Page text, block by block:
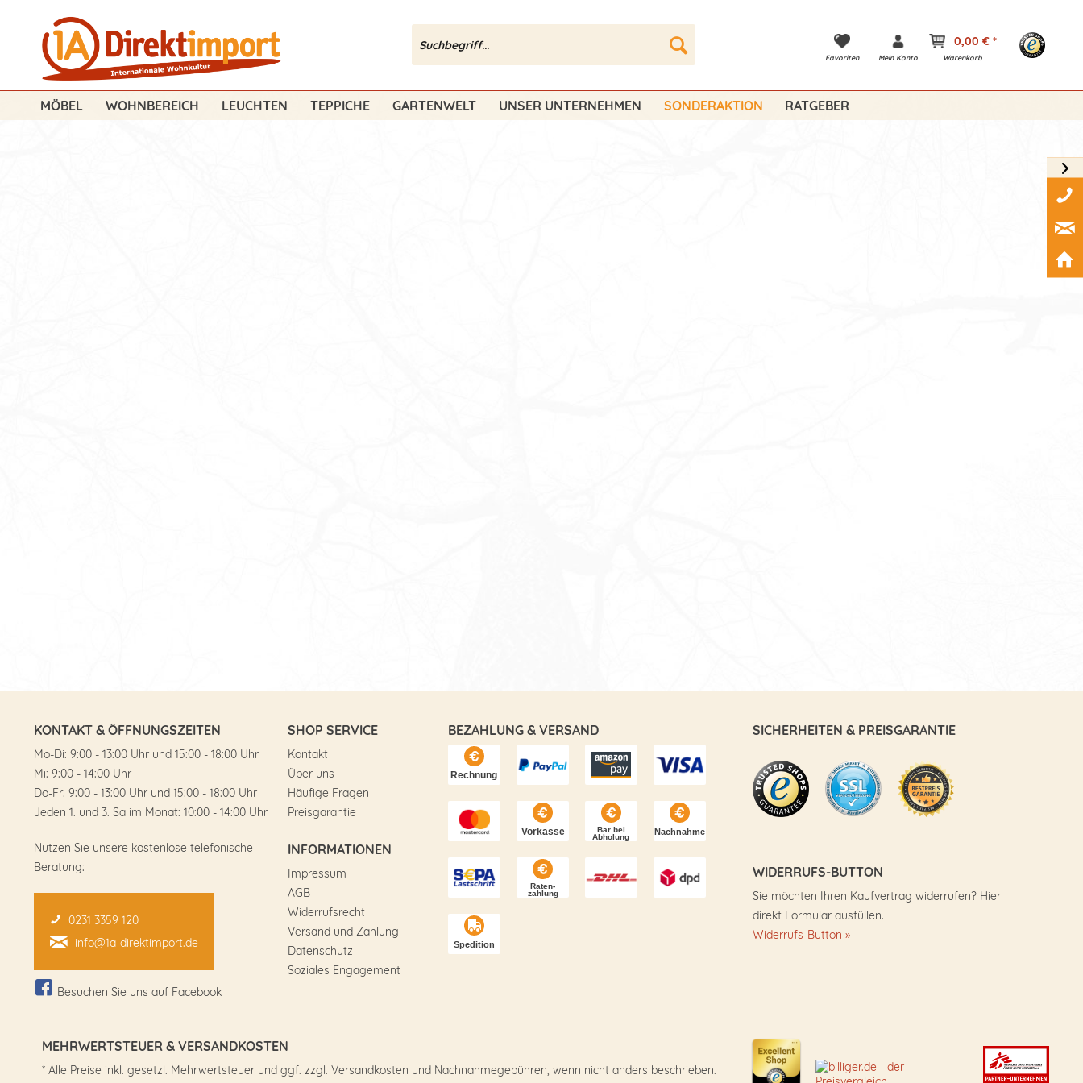
Favoriten Mein Konto
0,00 € *
Warenkorb
MÖBEL WOHNBEREICH LEUCHTEN TEPPICHE GARTENWELT UNSER UNTERNEHMEN SONDERAKTION RATGEBER
KONTAKT & ÖFFNUNGSZEITEN
Mo-Di: 9:00 - 13:00 Uhr und 15:00 - 18:00 Uhr
Mi: 9:00 - 14:00 Uhr
Do-Fr: 9:00 - 13:00 Uhr und 15:00 - 18:00 Uhr
Jeden 1. und 3. Sa im Monat: 10:00 - 14:00 Uhr
Nutzen Sie unsere kostenlose telefonische
Beratung:
0231 3359 120
info@1a-direktimport.de
Besuchen Sie uns auf Facebook
SHOP SERVICE
Kontakt
Über uns
Häufige Fragen
Preisgarantie
INFORMATIONEN
Impressum
AGB
Widerrufsrecht
Versand und Zahlung
Datenschutz
Soziales Engagement
BEZAHLUNG & VERSAND SICHERHEITEN & PREISGARANTIE
WIDERRUFS-BUTTON
Sie möchten Ihren Kaufvertrag widerrufen? Hier
direkt Formular ausfüllen.
Widerrufs-Button »
MEHRWERTSTEUER & VERSANDKOSTEN
* Alle Preise inkl. gesetzl. Mehrwertsteuer und ggf. zzgl. Versandkosten und Nachnahmegebühren, wenn nicht anders beschrieben.